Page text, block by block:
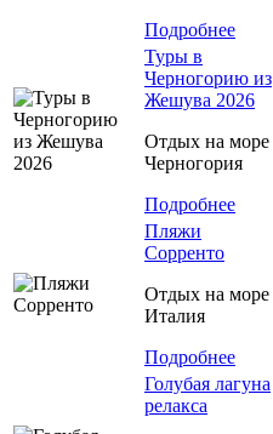
Подробнее
Туры в
Черногорию из
Жешува 2026
Отдых на море
Черногория
Подробнее
Пляжи
Сорренто
Отдых на море
Италия
Подробнее
Голубая лагуна
релакса